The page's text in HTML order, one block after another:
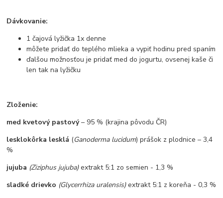
Dávkovanie:
1 čajová lyžička 1x denne
môžete pridať do teplého mlieka a vypiť hodinu pred spaním
ďalšou možnosťou je pridať med do jogurtu, ovsenej kaše či
len tak na lyžičku
Zloženie:
med kvetový pastový– 95 % (krajina pôvodu ČR)
lesklokôrka lesklá (Ganoderma lucidum) prášok z plodnice – 3,4
%
jujuba (Ziziphus jujuba)extrakt 5:1 zo semien - 1,3 %
sladké drievko (Glycerrhiza uralensis)extrakt 5:1 z koreňa - 0,3 %